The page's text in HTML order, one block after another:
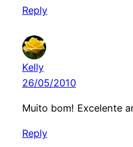
Reply
Kelly
26/05/2010
Muito bom! Excelente
Reply